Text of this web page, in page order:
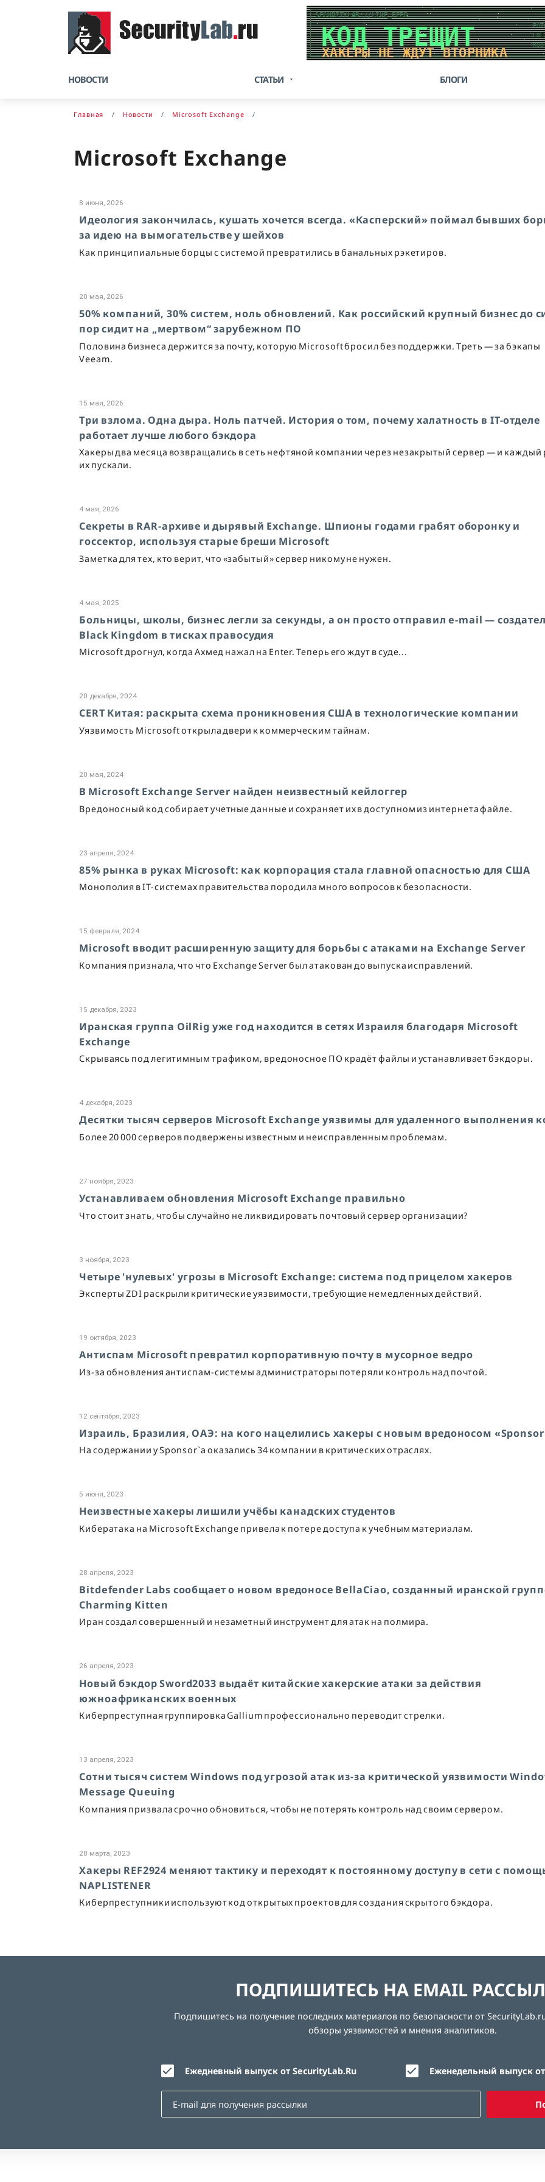
НОВОСТИ СТАТЬИ БЛОГИ
Главная Новости Microsoft Exchange
Microsoft Exchange
8 июня, 2026
Идеология закончилась, кушать хочется всегда. «Касперский» поймал бывших
за идею на вымогательстве у шейхов
Как принципиальные борцы с системой превратились в банальных рэкетиров.
20 мая, 2026
50% компаний, 30% систем, ноль обновлений. Как российский крупный бизнес до
пор сидит на „мертвом“ зарубежном ПО
Половина бизнеса держится за почту, которую Microsoft бросил без поддержки. Треть — за бэкапы
Veeam.
15 мая, 2026
Три взлома. Одна дыра. Ноль патчей. История о том, почему халатность в IT-отделе
работает лучше любого бэкдора
Хакеры два месяца возвращались в сеть нефтяной компании через незакрытый сервер — и каждый
их пускали.
4 мая, 2026
Секреты в RAR-архиве и дырявый Exchange. Шпионы годами грабят оборонку и
госсектор, используя старые бреши Microsoft
Заметка для тех, кто верит, что «забытый» сервер никому не нужен.
4 мая, 2025
Больницы, школы, бизнес легли за секунды, а он просто отправил e-mail —
Black Kingdom в тисках правосудия
Microsoft дрогнул, когда Ахмед нажал на Enter. Теперь его ждут в суде...
20 декабря, 2024
CERT Китая: раскрыта схема проникновения США в технологические компании
Уязвимость Microsoft открыла двери к коммерческим тайнам.
20 мая, 2024
В Microsoft Exchange Server найден неизвестный кейлоггер
Вредоносный код собирает учетные данные и сохраняет их в доступном из интернета файле.
23 апреля, 2024
85% рынка в руках Microsoft: как корпорация стала главной опасностью для США
Монополия в IT-системах правительства породила много вопросов к безопасности.
15 февраля, 2024
Microsoft вводит расширенную защиту для борьбы с атаками на Exchange Server
Компания признала, что что Exchange Server был атакован до выпуска исправлений.
15 декабря, 2023
Иранская группа OilRig уже год находится в сетях Израиля благодаря Microsoft
Exchange
Скрываясь под легитимным трафиком, вредоносное ПО крадёт файлы и устанавливает бэкдоры.
4 декабря, 2023
Десятки тысяч серверов Microsoft Exchange уязвимы для удаленного выполнения
Более 20 000 серверов подвержены известным и неисправленным проблемам.
27 ноября, 2023
Устанавливаем обновления Microsoft Exchange правильно
Что стоит знать, чтобы случайно не ликвидировать почтовый сервер организации?
3 ноября, 2023
Четыре 'нулевых' угрозы в Microsoft Exchange: система под прицелом хакеров
Эксперты ZDI раскрыли критические уязвимости, требующие немедленных действий.
19 октября, 2023
Антиспам Microsoft превратил корпоративную почту в мусорное ведро
Из-за обновления антиспам-системы администраторы потеряли контроль над почтой.
12 сентября, 2023
Израиль, Бразилия, ОАЭ: на кого нацелились хакеры с новым вредоносом
На содержании у Sponsor`а оказались 34 компании в критических отраслях.
5 июня, 2023
Неизвестные хакеры лишили учёбы канадских студентов
Кибератака на Microsoft Exchange привела к потере доступа к учебным материалам.
28 апреля, 2023
Bitdefender Labs сообщает о новом вредоносе BellaCiao, созданный иранской
Charming Kitten
Иран создал совершенный и незаметный инструмент для атак на полмира.
26 апреля, 2023
Новый бэкдор Sword2033 выдаёт китайские хакерские атаки за действия
южноафриканских военных
Киберпреступная группировка Gallium профессионально переводит стрелки.
13 апреля, 2023
Сотни тысяч систем Windows под угрозой атак из-за критической уязвимости
Message Queuing
Компания призвала срочно обновиться, чтобы не потерять контроль над своим сервером.
28 марта, 2023
Хакеры REF2924 меняют тактику и переходят к постоянному доступу в сети с
NAPLISTENER
Киберпреступники используют код открытых проектов для создания скрытого бэкдора.
ПОДПИШИТЕСЬ НА EMAIL
Подпишитесь на получение последних материалов по безопасности от
обзоры уязвимостей и мнения аналитиков.
Ежедневный выпуск от SecurityLab.Ru Еженедельный выпуск